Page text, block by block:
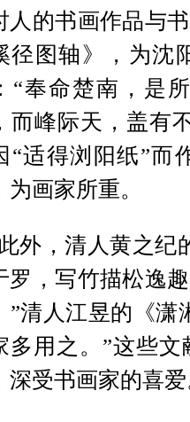
人的书画作品与
径图轴》，为沈
“奉命楚南，是
而峰际天，盖有
“适得浏阳纸”而
为画家所重。
此外，清人黄之纪
罗，写竹描松逸
”清人江昱的《潇
多用之。”这些
深受书画家的喜